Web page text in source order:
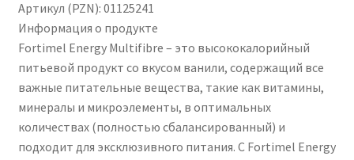
Артикул (PZN): 01125241
Информация о продукте
Fortimel Energy Multifibre – это высококалорийный
питьевой продукт со вкусом ванили, содержащий все
важные питательные вещества, такие как витамины,
минералы и микроэлементы, в оптимальных
количествах (полностью сбалансированный) и
подходит для эксклюзивного питания. С Fortimel Energy